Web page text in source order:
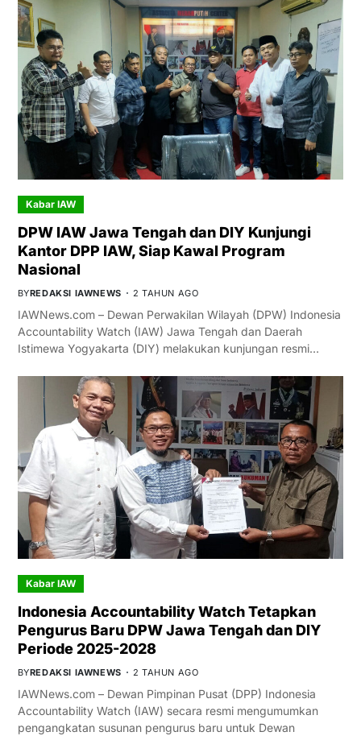
Kabar IAW
DPW IAW Jawa Tengah dan DIY Kunjungi
Kantor DPP IAW, Siap Kawal Program
Nasional
BYREDAKSI IAWNEWS 2 TAHUN AGO
IAWNews.com – Dewan Perwakilan Wilayah (DPW) Indonesia
Accountability Watch (IAW) Jawa Tengah dan Daerah
Istimewa Yogyakarta (DIY) melakukan kunjungan resmi…
Kabar IAW
Indonesia Accountability Watch Tetapkan
Pengurus Baru DPW Jawa Tengah dan DIY
Periode 2025-2028
BYREDAKSI IAWNEWS 2 TAHUN AGO
IAWNews.com – Dewan Pimpinan Pusat (DPP) Indonesia
Accountability Watch (IAW) secara resmi mengumumkan
pengangkatan susunan pengurus baru untuk Dewan